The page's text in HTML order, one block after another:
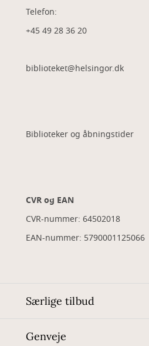
Telefon:
+45 49 28 36 20
biblioteket@helsingor.dk
Biblioteker og åbningstider
CVR og EAN
CVR-nummer: 64502018
EAN-nummer: 5790001125066
Særlige tilbud
Genveje